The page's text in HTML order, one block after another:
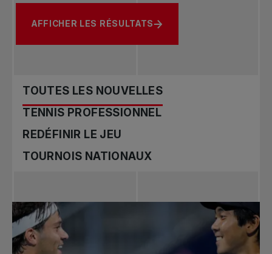
AFFICHER LES RÉSULTATS
TOUTES LES NOUVELLES
TENNIS PROFESSIONNEL
REDÉFINIR LE JEU
TOURNOIS NATIONAUX